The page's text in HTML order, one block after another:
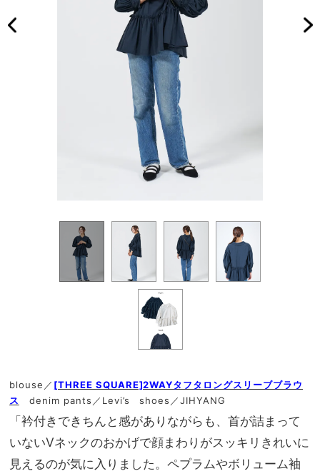
blouse／ [THREE SQUARE]2WAYタフタロングスリーブブラウ
ス
denim pants／Levi’s shoes／JIHYANG
「衿付きできちんと感がありながらも、首が詰まって
いないVネックのおかげで顔まわりがスッキリきれいに
見えるのが気に入りました。ペプラムやボリューム袖